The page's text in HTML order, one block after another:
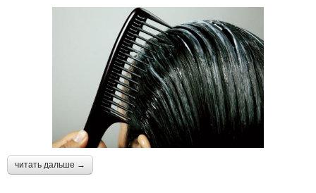
читать дальше →